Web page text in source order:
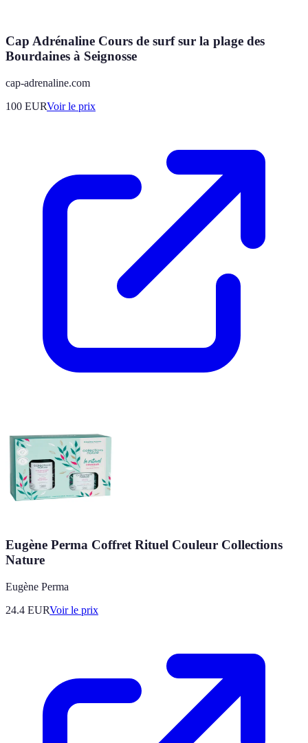
Cap Adrénaline Cours de surf sur la plage des
Bourdaines à Seignosse
cap-adrenaline.com
100 EURVoir le prix
Eugène Perma Coffret Rituel Couleur Collections
Nature
Eugène Perma
24.4 EURVoir le prix